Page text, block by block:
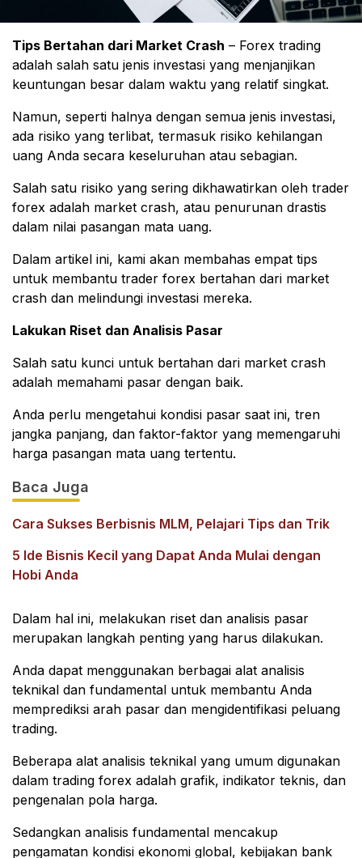
Tips Bertahan dari Market Crash – Forex trading
adalah salah satu jenis investasi yang menjanjikan
keuntungan besar dalam waktu yang relatif singkat.
Namun, seperti halnya dengan semua jenis investasi,
ada risiko yang terlibat, termasuk risiko kehilangan
uang Anda secara keseluruhan atau sebagian.
Salah satu risiko yang sering dikhawatirkan oleh trader
forex adalah market crash, atau penurunan drastis
dalam nilai pasangan mata uang.
Dalam artikel ini, kami akan membahas empat tips
untuk membantu trader forex bertahan dari market
crash dan melindungi investasi mereka.
Lakukan Riset dan Analisis Pasar
Salah satu kunci untuk bertahan dari market crash
adalah memahami pasar dengan baik.
Anda perlu mengetahui kondisi pasar saat ini, tren
jangka panjang, dan faktor-faktor yang memengaruhi
harga pasangan mata uang tertentu.
Baca Juga
Cara Sukses Berbisnis MLM, Pelajari Tips dan Trik
5 Ide Bisnis Kecil yang Dapat Anda Mulai dengan
Hobi Anda
Dalam hal ini, melakukan riset dan analisis pasar
merupakan langkah penting yang harus dilakukan.
Anda dapat menggunakan berbagai alat analisis
teknikal dan fundamental untuk membantu Anda
memprediksi arah pasar dan mengidentifikasi peluang
trading.
Beberapa alat analisis teknikal yang umum digunakan
dalam trading forex adalah grafik, indikator teknis, dan
pengenalan pola harga.
Sedangkan analisis fundamental mencakup
pengamatan kondisi ekonomi global, kebijakan bank